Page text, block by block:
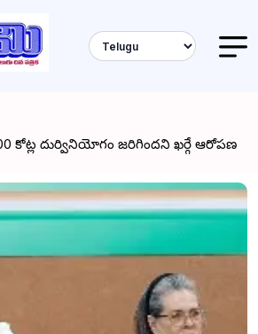
కోట్ల దుర్వినియోగం జరిగిందని ఖర్గే ఆరోపణ